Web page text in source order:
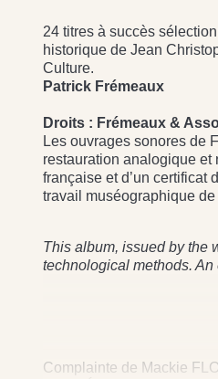
24 titres à succès
historique de Jean
Culture.
Patrick Frémeaux
Droits : Frémeaux &
Les ouvrages sonores de
restauration analogique et
française et d’un certificat
travail muséographique
This album, issued by the
technological methods.
Complainte de Mackie